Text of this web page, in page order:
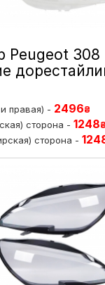
Peugeot 308
правая) - 2496₴
сторона - 1248₴
сторона -